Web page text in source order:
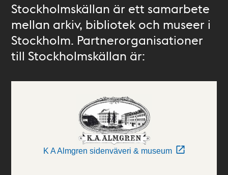
Stockholmskällan är ett samarbete
mellan arkiv, bibliotek och museer i
Stockholm. Partnerorganisationer
till Stockholmskällan är:
K A Almgren sidenväveri & museum